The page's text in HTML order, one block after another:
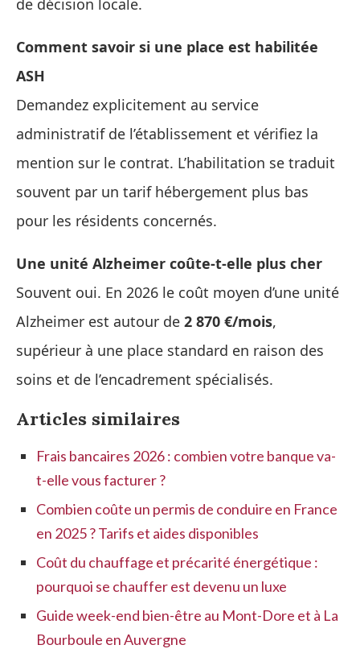
Comment savoir si une place est habilitée
ASH
Demandez explicitement au service
administratif de l’établissement et vérifiez la
mention sur le contrat. L’habilitation se traduit
souvent par un tarif hébergement plus bas
pour les résidents concernés.
Une unité Alzheimer coûte-t-elle plus cher
Souvent oui. En 2026 le coût moyen d’une unité
Alzheimer est autour de 2 870 €/mois,
supérieur à une place standard en raison des
soins et de l’encadrement spécialisés.
Articles similaires
Frais bancaires 2026 : combien votre banque va-
t-elle vous facturer ?
Combien coûte un permis de conduire en France
en 2025 ? Tarifs et aides disponibles
Coût du chauffage et précarité énergétique :
pourquoi se chauffer est devenu un luxe
Guide week-end bien-être au Mont-Dore et à La
Bourboule en Auvergne